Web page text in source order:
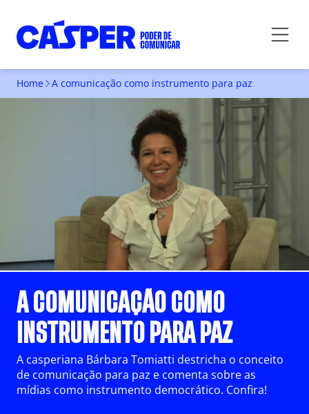
Home A comunicação como instrumento para paz
A COMUNICAÇÃO COMO
INSTRUMENTO PARA PAZ
A casperiana Bárbara Tomiatti destricha o conceito
de comunicação para paz e comenta sobre as
mídias como instrumento democrático. Confira!